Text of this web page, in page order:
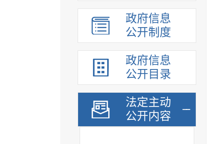
政府信息
公开制度
政府信息
公开目录
法定主动
公开内容